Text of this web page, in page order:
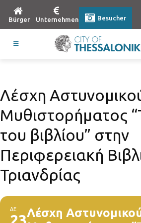
Bürger Unternehmen Besucher
Λέσχη
Μυθιστορήματος
του βιβλίου” στην
Περιφερειακή
Τριανδρίας
ΔΕ
Λέσχη